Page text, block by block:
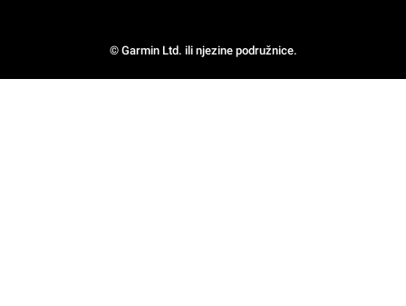
© Garmin Ltd. ili njezine podružnice.